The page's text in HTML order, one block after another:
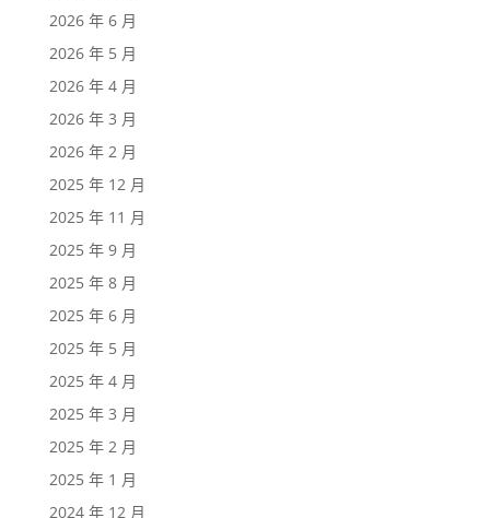
2026 年 6 月
2026 年 5 月
2026 年 4 月
2026 年 3 月
2026 年 2 月
2025 年 12 月
2025 年 11 月
2025 年 9 月
2025 年 8 月
2025 年 6 月
2025 年 5 月
2025 年 4 月
2025 年 3 月
2025 年 2 月
2025 年 1 月
2024 年 12 月